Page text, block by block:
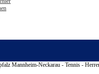
Mannheim-Neckarau - Tennis -